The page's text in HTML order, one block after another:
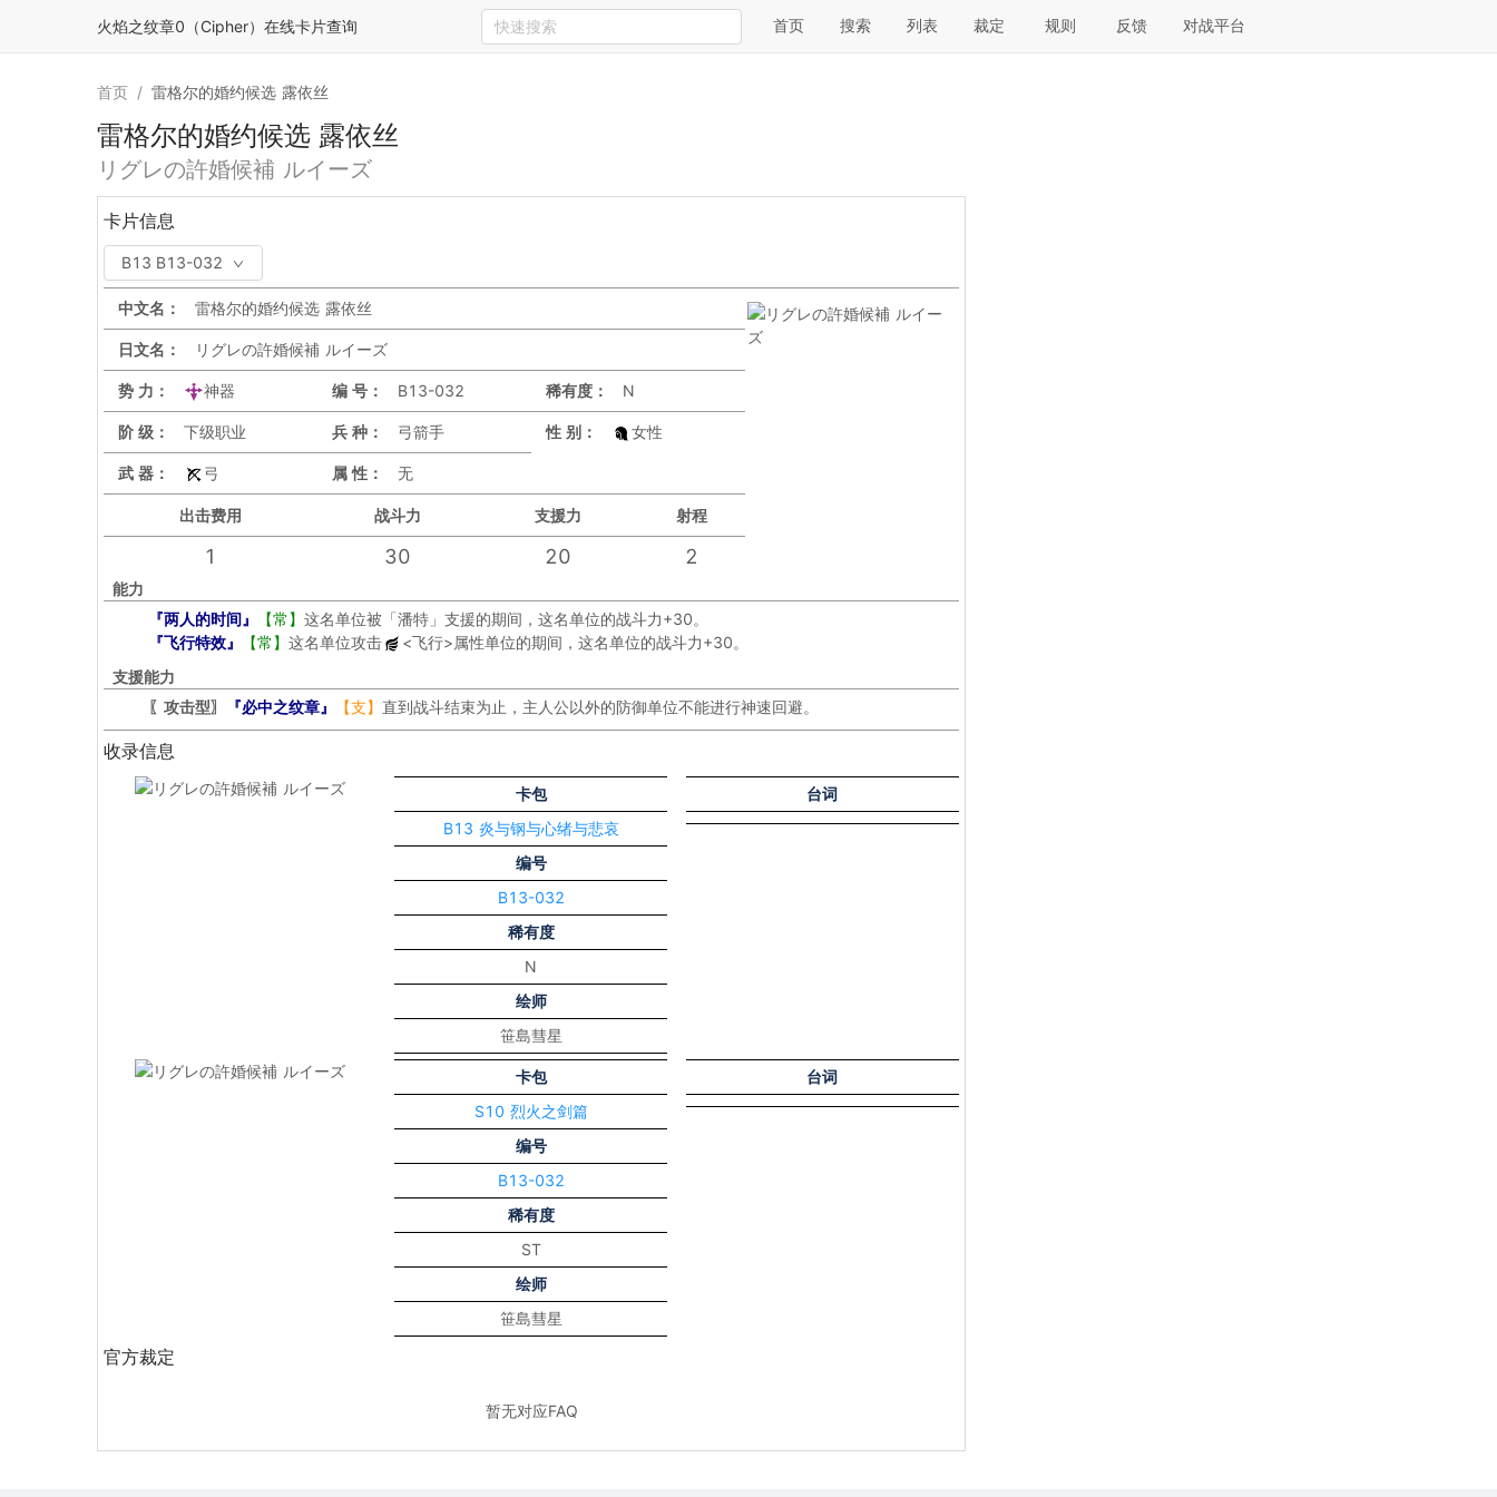
火焰之纹章0（Cipher）在线卡片查询 首页 搜索 列表 裁定 规则 反馈 对战平台
首页 / 雷格尔的婚约候选 露依丝
雷格尔的婚约候选 露依丝
リグレの許婚候補 ルイーズ
卡片信息
B13 B13-032
中文名： 雷格尔的婚约候选 露依丝
日文名： リグレの許婚候補 ルイーズ
编 号： B13-032 稀有度： N
势 力： 神器
阶 级： 下级职业 兵 种： 弓箭手 性 别： 女性
武 器： 弓 属 性： 无
出击费用 战斗力 支援力 射程
1 30 20 2
能力
『两人的时间』
【常】 这名单位被「潘特」支援的期间，这名单位的战斗力+30。
『飞行特效』
【常】 这名单位攻击 <飞行>属性单位的期间，这名单位的战斗力+30。
支援能力
〖攻击型〗
『必中之纹章』 【支】 直到战斗结束为止，主人公以外的防御单位不能进行神速回避。
收录信息
卡包
B13 炎与钢与心绪与悲哀
编号
B13-032
稀有度
N
绘师
笹島彗星
台词
卡包
S10 烈火之剑篇
编号
B13-032
稀有度
ST
绘师
笹島彗星
台词
官方裁定
暂无对应FAQ